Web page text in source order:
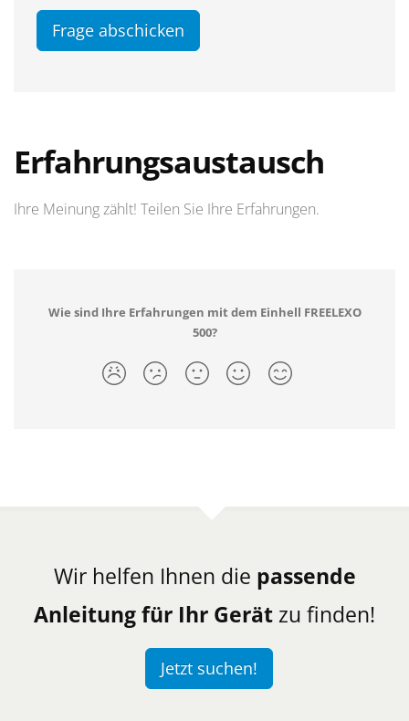
Frage abschicken
Erfahrungsaustausch
Ihre Meinung zählt! Teilen Sie Ihre Erfahrungen.
Wie sind Ihre Erfahrungen mit dem Einhell FREELEXO
500?
Wir helfen Ihnen die passende
Anleitung für Ihr Gerät zu finden!
Jetzt suchen!